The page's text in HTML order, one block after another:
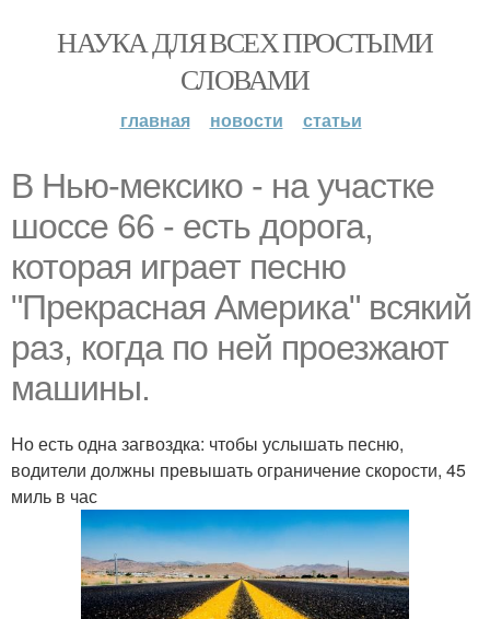
НАУКА ДЛЯ ВСЕХ ПРОСТЫМИ
СЛОВАМИ
главная новости статьи
В Нью-мексико - на участке
шоссе 66 - есть дорога,
которая играет песню
"Прекрасная Америка" всякий
раз, когда по ней проезжают
машины.
Но есть одна загвоздка: чтобы услышать песню,
водители должны превышать ограничение скорости, 45
миль в час